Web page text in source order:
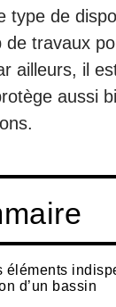
type de
de travaux
ailleurs, il
aussi
éléments
d’un bassin